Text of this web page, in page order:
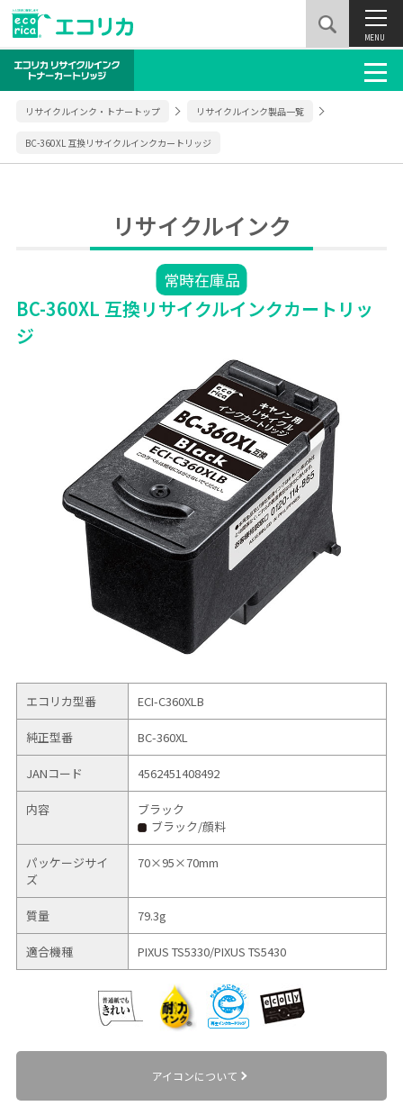
MENU
リサイクルインク・トナートップ リサイクルインク製品一覧
BC-360XL 互換リサイクルインクカートリッジ
リサイクルインク
常時在庫品
BC-360XL 互換リサイクルインクカートリッ
ジ
エコリカ型番 ECI-C360XLB
純正型番 BC-360XL
JANコード 4562451408492
内容
ブラック
ブラック/顔料
パッケージサイ
ズ
70×95×70mm
質量 79.3g
適合機種 PIXUS TS5330/PIXUS TS5430
アイコンについて